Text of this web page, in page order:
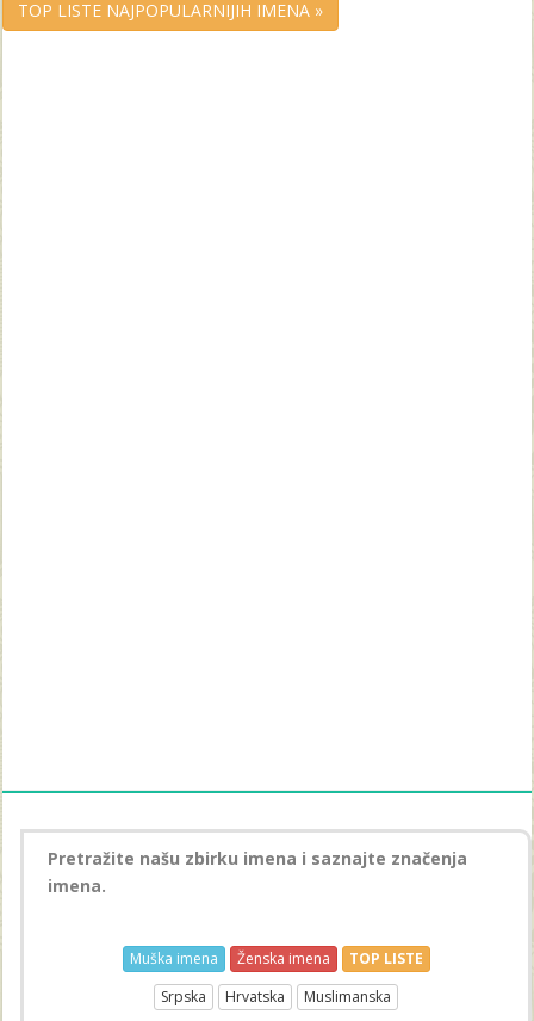
TOP LISTE NAJPOPULARNIJIH IMENA »
Pretražite našu zbirku imena i saznajte značenja
imena.
Muška imena Ženska imena
TOP LISTE
Srpska
Hrvatska
Muslimanska